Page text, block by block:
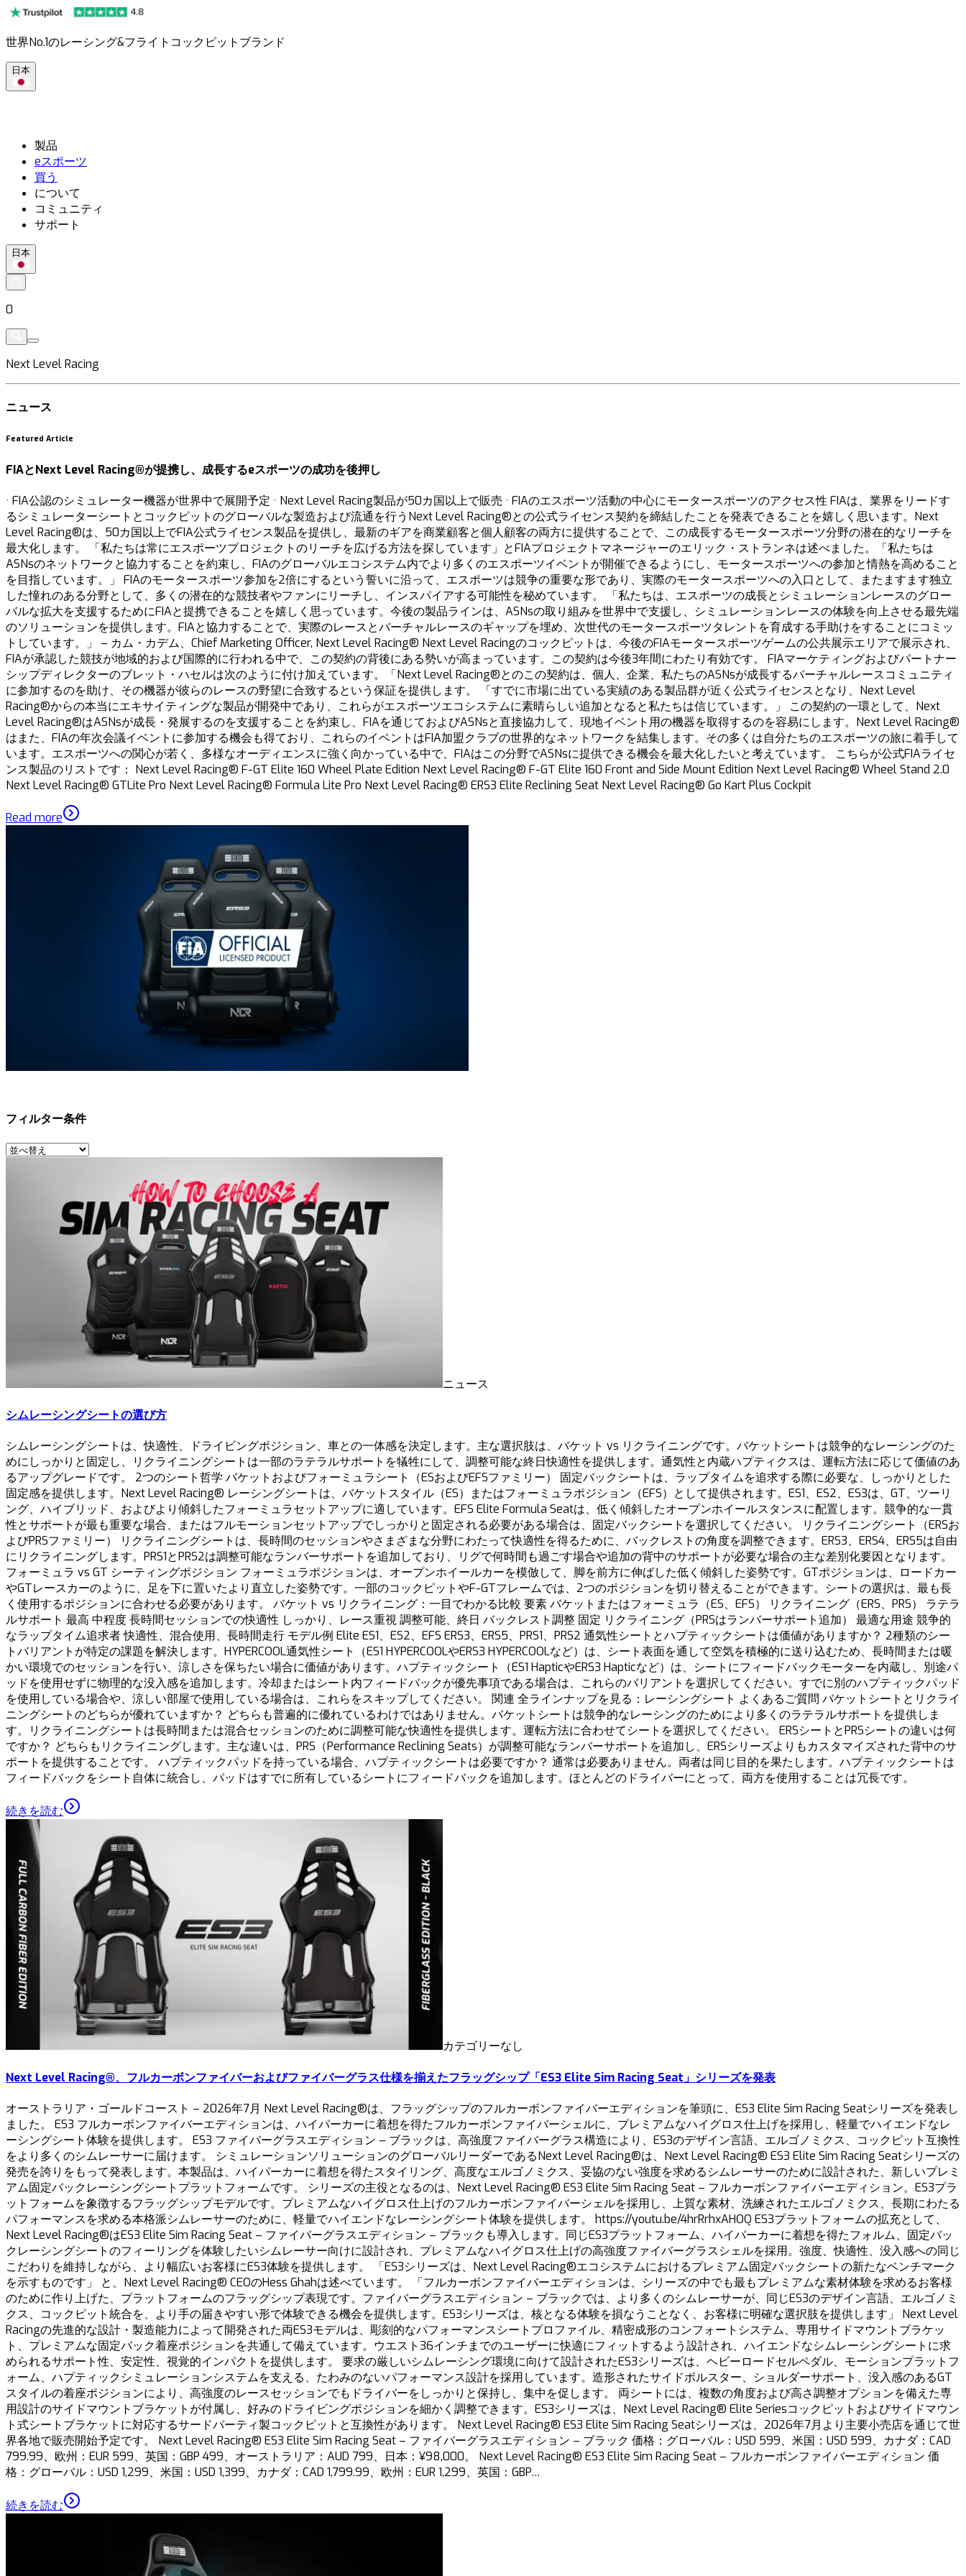
世界No.1のレーシング&フライトコックピットブランド
日本
製品
eスポーツ
買う
について
コミュニティ
サポート
日本
0
Next Level Racing
ニュース
Featured Article
FIAとNext Level Racing®が提携し、成長するeスポーツの成功を後押し
· FIA公認のシミュレーター機器が世界中で展開予定 · Next Level Racing製品が50カ国以上で販売 · FIAのエスポーツ活動の中心にモータースポーツのアクセス性 FIAは、業界をリードす
るシミュレーターシートとコックピットのグローバルな製造および流通を行うNext Level Racing®との公式ライセンス契約を締結したことを発表できることを嬉しく思います。Next
Level Racing®は、50カ国以上でFIA公式ライセンス製品を提供し、最新のギアを商業顧客と個人顧客の両方に提供することで、この成長するモータースポーツ分野の潜在的なリーチを
最大化します。 「私たちは常にエスポーツプロジェクトのリーチを広げる方法を探しています」とFIAプロジェクトマネージャーのエリック・ストランネは述べました。「私たちは
ASNsのネットワークと協力することを約束し、FIAのグローバルエコシステム内でより多くのエスポーツイベントが開催できるようにし、モータースポーツへの参加と情熱を高めること
を目指しています。」 FIAのモータースポーツ参加を2倍にするという誓いに沿って、エスポーツは競争の重要な形であり、実際のモータースポーツへの入口として、またますます独立
した憧れのある分野として、多くの潜在的な競技者やファンにリーチし、インスパイアする可能性を秘めています。 「私たちは、エスポーツの成長とシミュレーションレースのグロー
バルな拡大を支援するためにFIAと提携できることを嬉しく思っています。今後の製品ラインは、ASNsの取り組みを世界中で支援し、シミュレーションレースの体験を向上させる最先端
のソリューションを提供します。FIAと協力することで、実際のレースとバーチャルレースのギャップを埋め、次世代のモータースポーツタレントを育成する手助けをすることにコミッ
トしています。」 – カム・カデム、Chief Marketing Officer, Next Level Racing® Next Level Racingのコックピットは、今後のFIAモータースポーツゲームの公共展示エリアで展示され、
FIAが承認した競技が地域的および国際的に行われる中で、この契約の背後にある勢いが高まっています。この契約は今後3年間にわたり有効です。 FIAマーケティングおよびパートナー
シップディレクターのブレット・ハセルは次のように付け加えています。「Next Level Racing®とのこの契約は、個人、企業、私たちのASNsが成長するバーチャルレースコミュニティ
に参加するのを助け、その機器が彼らのレースの野望に合致するという保証を提供します。 「すでに市場に出ている実績のある製品群が近く公式ライセンスとなり、Next Level
Racing®からの本当にエキサイティングな製品が開発中であり、これらがエスポーツエコシステムに素晴らしい追加となると私たちは信じています。」 この契約の一環として、Next
Level Racing®はASNsが成長・発展するのを支援することを約束し、FIAを通じておよびASNsと直接協力して、現地イベント用の機器を取得するのを容易にします。Next Level Racing®
はまた、FIAの年次会議イベントに参加する機会も得ており、これらのイベントはFIA加盟クラブの世界的なネットワークを結集します。その多くは自分たちのエスポーツの旅に着手して
います。エスポーツへの関心が若く、多様なオーディエンスに強く向かっている中で、FIAはこの分野でASNsに提供できる機会を最大化したいと考えています。 こちらが公式FIAライセ
ンス製品のリストです： Next Level Racing® F-GT Elite 160 Wheel Plate Edition Next Level Racing® F-GT Elite 160 Front and Side Mount Edition Next Level Racing® Wheel Stand 2.0
Next Level Racing® GTLite Pro Next Level Racing® Formula Lite Pro Next Level Racing® ERS3 Elite Reclining Seat Next Level Racing® Go Kart Plus Cockpit
Read more
フィルター条件
ニュース
シムレーシングシートの選び方
シムレーシングシートは、快適性、ドライビングポジション、車との一体感を決定します。主な選択肢は、バケット vs リクライニングです。バケットシートは競争的なレーシングのた
めにしっかりと固定し、リクライニングシートは一部のラテラルサポートを犠牲にして、調整可能な終日快適性を提供します。通気性と内蔵ハプティクスは、運転方法に応じて価値のあ
るアップグレードです。 2つのシート哲学 バケットおよびフォーミュラシート（ESおよびEFSファミリー） 固定バックシートは、ラップタイムを追求する際に必要な、しっかりとした
固定感を提供します。Next Level Racing® レーシングシートは、バケットスタイル（ES）またはフォーミュラポジション（EFS）として提供されます。ES1、ES2、ES3は、GT、ツーリ
ング、ハイブリッド、およびより傾斜したフォーミュラセットアップに適しています。EFS Elite Formula Seatは、低く傾斜したオープンホイールスタンスに配置します。競争的な一貫
性とサポートが最も重要な場合、またはフルモーションセットアップでしっかりと固定される必要がある場合は、固定バックシートを選択してください。 リクライニングシート（ERSお
よびPRSファミリー） リクライニングシートは、長時間のセッションやさまざまな分野にわたって快適性を得るために、バックレストの角度を調整できます。ERS3、ERS4、ERS5は自由
にリクライニングします。PRS1とPRS2は調整可能なランバーサポートを追加しており、リグで何時間も過ごす場合や追加の背中のサポートが必要な場合の主な差別化要因となります。
フォーミュラ vs GT シーティングポジション フォーミュラポジションは、オープンホイールカーを模倣して、脚を前方に伸ばした低く傾斜した姿勢です。GTポジションは、ロードカー
やGTレースカーのように、足を下に置いたより直立した姿勢です。一部のコックピットやF-GTフレームでは、2つのポジションを切り替えることができます。シートの選択は、最も長
く使用するポジションに合わせる必要があります。 バケット vs リクライニング：一目でわかる比較 要素 バケットまたはフォーミュラ（ES、EFS） リクライニング（ERS、PRS） ラテラ
ルサポート 最高 中程度 長時間セッションでの快適性 しっかり、レース重視 調整可能、終日 バックレスト調整 固定 リクライニング（PRSはランバーサポート追加） 最適な用途 競争的
なラップタイム追求者 快適性、混合使用、長時間走行 モデル例 Elite ES1、ES2、EFS ERS3、ERS5、PRS1、PRS2 通気性シートとハプティックシートは価値がありますか？ 2種類のシー
トバリアントが特定の課題を解決します。HYPERCOOL通気性シート（ES1 HYPERCOOLやERS3 HYPERCOOLなど）は、シート表面を通して空気を積極的に送り込むため、長時間または暖
かい環境でのセッションを行い、涼しさを保ちたい場合に価値があります。ハプティックシート（ES1 HapticやERS3 Hapticなど）は、シートにフィードバックモーターを内蔵し、別途パ
ッドを使用せずに物理的な没入感を追加します。冷却またはシート内フィードバックが優先事項である場合は、これらのバリアントを選択してください。すでに別のハプティックパッド
を使用している場合や、涼しい部屋で使用している場合は、これらをスキップしてください。 関連 全ラインナップを見る：レーシングシート よくあるご質問 バケットシートとリクライ
ニングシートのどちらが優れていますか？ どちらも普遍的に優れているわけではありません。バケットシートは競争的なレーシングのためにより多くのラテラルサポートを提供しま
す。リクライニングシートは長時間または混合セッションのために調整可能な快適性を提供します。運転方法に合わせてシートを選択してください。 ERSシートとPRSシートの違いは何
ですか？ どちらもリクライニングします。主な違いは、PRS（Performance Reclining Seats）が調整可能なランバーサポートを追加し、ERSシリーズよりもカスタマイズされた背中のサ
ポートを提供することです。 ハプティックパッドを持っている場合、ハプティックシートは必要ですか？ 通常は必要ありません。両者は同じ目的を果たします。ハプティックシートは
フィードバックをシート自体に統合し、パッドはすでに所有しているシートにフィードバックを追加します。ほとんどのドライバーにとって、両方を使用することは冗長です。
続きを読む
カテゴリーなし
Next Level Racing®、フルカーボンファイバーおよびファイバーグラス仕様を揃えたフラッグシップ「ES3 Elite Sim Racing Seat」シリーズを発表
オーストラリア・ゴールドコースト – 2026年7月 Next Level Racing®は、フラッグシップのフルカーボンファイバーエディションを筆頭に、ES3 Elite Sim Racing Seatシリーズを発表し
ました。 ES3 フルカーボンファイバーエディションは、ハイパーカーに着想を得たフルカーボンファイバーシェルに、プレミアムなハイグロス仕上げを採用し、軽量でハイエンドなレ
ーシングシート体験を提供します。 ES3 ファイバーグラスエディション – ブラックは、高強度ファイバーグラス構造により、ES3のデザイン言語、エルゴノミクス、コックピット互換性
をより多くのシムレーサーに届けます。 シミュレーションソリューションのグローバルリーダーであるNext Level Racing®は、Next Level Racing® ES3 Elite Sim Racing Seatシリーズの
発売を誇りをもって発表します。本製品は、ハイパーカーに着想を得たスタイリング、高度なエルゴノミクス、妥協のない強度を求めるシムレーサーのために設計された、新しいプレミ
アム固定バックレーシングシートプラットフォームです。 シリーズの主役となるのは、Next Level Racing® ES3 Elite Sim Racing Seat – フルカーボンファイバーエディション。ES3プラ
ットフォームを象徴するフラッグシップモデルです。プレミアムなハイグロス仕上げのフルカーボンファイバーシェルを採用し、上質な素材、洗練されたエルゴノミクス、長期にわたる
パフォーマンスを求める本格派シムレーサーのために、軽量でハイエンドなレーシングシート体験を提供します。 https://youtu.be/4hrRrhxAHOQ ES3プラットフォームの拡充として、
Next Level Racing®はES3 Elite Sim Racing Seat – ファイバーグラスエディション – ブラックも導入します。同じES3プラットフォーム、ハイパーカーに着想を得たフォルム、固定バッ
クレーシングシートのフィーリングを体験したいシムレーサー向けに設計され、プレミアムなハイグロス仕上げの高強度ファイバーグラスシェルを採用。強度、快適性、没入感への同じ
こだわりを維持しながら、より幅広いお客様にES3体験を提供します。 「ES3シリーズは、Next Level Racing®エコシステムにおけるプレミアム固定バックシートの新たなベンチマーク
を示すものです」 と、Next Level Racing® CEOのHess Ghahは述べています。 「フルカーボンファイバーエディションは、シリーズの中でも最もプレミアムな素材体験を求めるお客様
のために作り上げた、プラットフォームのフラッグシップ表現です。ファイバーグラスエディション – ブラックでは、より多くのシムレーサーが、同じES3のデザイン言語、エルゴノミ
クス、コックピット統合を、より手の届きやすい形で体験できる機会を提供します。ES3シリーズは、核となる体験を損なうことなく、お客様に明確な選択肢を提供します」 Next Level
Racingの先進的な設計・製造能力によって開発された両ES3モデルは、彫刻的なパフォーマンスシートプロファイル、精密成形のコンフォートシステム、専用サイドマウントブラケッ
ト、プレミアムな固定バック着座ポジションを共通して備えています。ウエスト36インチまでのユーザーに快適にフィットするよう設計され、ハイエンドなシムレーシングシートに求
められるサポート性、安定性、視覚的インパクトを提供します。 要求の厳しいシムレーシング環境に向けて設計されたES3シリーズは、ヘビーロードセルペダル、モーションプラットフ
ォーム、ハプティックシミュレーションシステムを支える、たわみのないパフォーマンス設計を採用しています。造形されたサイドボルスター、ショルダーサポート、没入感のあるGT
スタイルの着座ポジションにより、高強度のレースセッションでもドライバーをしっかりと保持し、集中を促します。 両シートには、複数の角度および高さ調整オプションを備えた専
用設計のサイドマウントブラケットが付属し、好みのドライビングポジションを細かく調整できます。ES3シリーズは、Next Level Racing® Elite Seriesコックピットおよびサイドマウン
ト式シートブラケットに対応するサードパーティ製コックピットと互換性があります。 Next Level Racing® ES3 Elite Sim Racing Seatシリーズは、2026年7月より主要小売店を通じて世
界各地で販売開始予定です。 Next Level Racing® ES3 Elite Sim Racing Seat – ファイバーグラスエディション – ブラック 価格：グローバル：USD 599、米国：USD 599、カナダ：CAD
799.99、欧州：EUR 599、英国：GBP 499、オーストラリア：AUD 799、日本：¥98,000。 Next Level Racing® ES3 Elite Sim Racing Seat – フルカーボンファイバーエディション 価
格：グローバル：USD 1,299、米国：USD 1,399、カナダ：CAD 1,799.99、欧州：EUR 1,299、英国：GBP…
続きを読む